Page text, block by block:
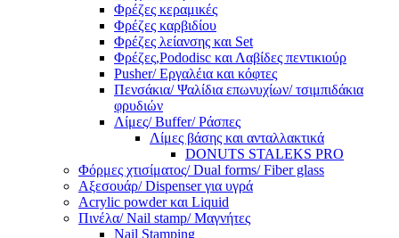
Φρέζες κεραμικές
Φρέζες καρβιδίου
Φρέζες λείανσης και Set
Φρέζες,Pododisc και Λαβίδες πεντικιούρ
Pusher/ Εργαλέια και κόφτες
Πενσάκια/ Ψαλίδια επωνυχίων/ τσιμπιδάκια
φρυδιών
Λίμες/ Buffer/ Ράσπες
Λίμες βάσης και ανταλλακτικά
DONUTS STALEKS PRO
Φόρμες χτισίματος/ Dual forms/ Fiber glass
Αξεσουάρ/ Dispenser για υγρά
Acrylic powder και Liquid
Πινέλα/ Nail stamp/ Μαγνήτες
Nail Stamping